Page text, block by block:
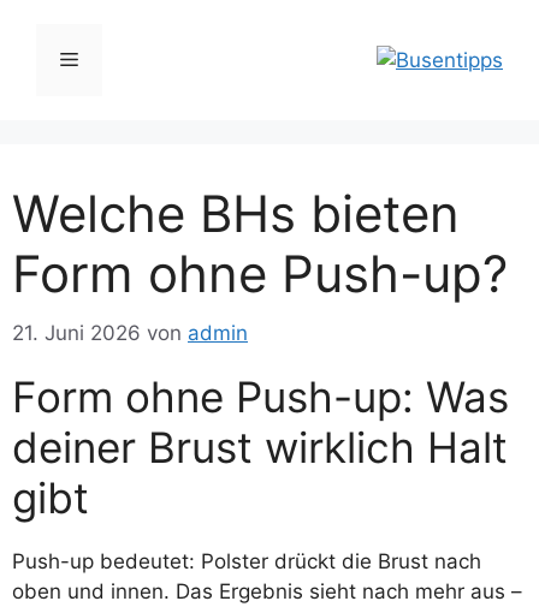
springen
Menü
Welche BHs bieten
Form ohne Push-up?
21. Juni 2026 von admin
Form ohne Push-up: Was
deiner Brust wirklich Halt
gibt
Push-up bedeutet: Polster drückt die Brust nach
oben und innen. Das Ergebnis sieht nach mehr aus –